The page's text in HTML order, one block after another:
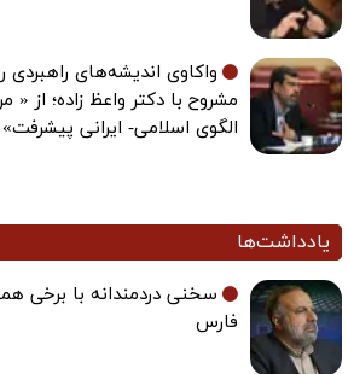
واکاوی اندیشه‌های
مشروح با دکتر واعظ زاده؛ از «
الگوی اسلامی- ایرانی پیشرفت»
یادداشت‌ها
سخنی دردمندانه با برخی
فارس